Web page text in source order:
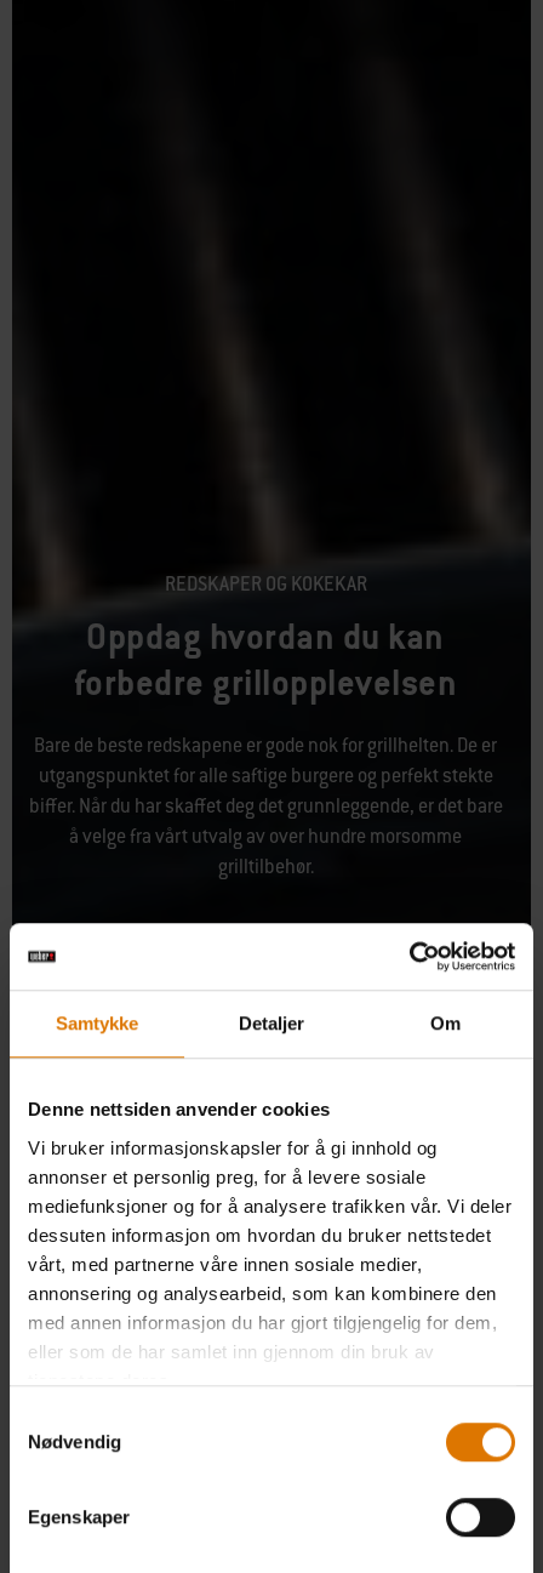
Samtykke Detaljer Om
Denne nettsiden anvender cookies
Vi bruker informasjonskapsler for å gi innhold og
annonser et personlig preg, for å levere sosiale
mediefunksjoner og for å analysere trafikken vår. Vi deler
dessuten informasjon om hvordan du bruker nettstedet
vårt, med partnerne våre innen sosiale medier,
annonsering og analysearbeid, som kan kombinere den
med annen informasjon du har gjort tilgjengelig for dem,
eller som de har samlet inn gjennom din bruk av
tjenestene deres.
Nødvendig
Egenskaper
REDSKAPER OG KOKEKAR
Oppdag hvordan du kan
forbedre grillopplevelsen
Bare de beste redskapene er gode nok for grillhelten. De er
utgangspunktet for alle saftige burgere og perfekt stekte
biffer. Når du har skaffet deg det grunnleggende, er det bare
å velge fra vårt utvalg av over hundre morsomme
grilltilbehør.